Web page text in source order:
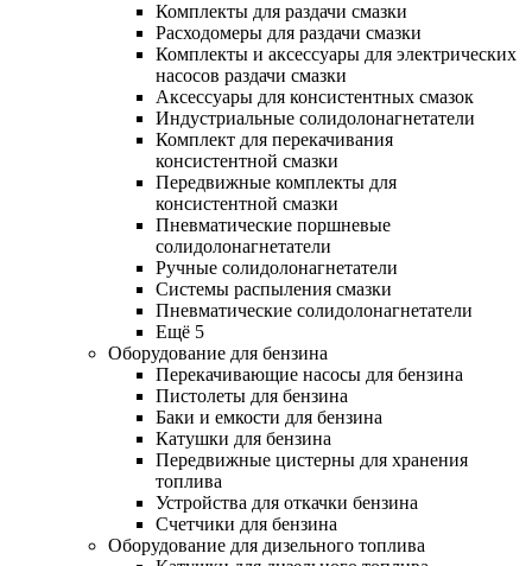
Комплекты для раздачи смазки
Расходомеры для раздачи смазки
Комплекты и аксессуары для электрических
насосов раздачи смазки
Аксессуары для консистентных смазок
Индустриальные солидолонагнетатели
Комплект для перекачивания
консистентной смазки
Передвижные комплекты для
консистентной смазки
Пневматические поршневые
солидолонагнетатели
Ручные солидолонагнетатели
Системы распыления смазки
Пневматические солидолонагнетатели
Ещё 5
Оборудование для бензина
Перекачивающие насосы для бензина
Пистолеты для бензина
Баки и емкости для бензина
Катушки для бензина
Передвижные цистерны для хранения
топлива
Устройства для откачки бензина
Счетчики для бензина
Оборудование для дизельного топлива